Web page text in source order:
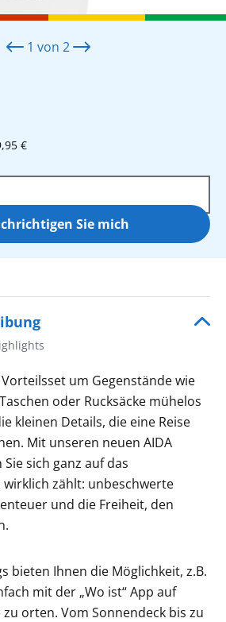
1 von 2
€
Sie mich
um Gegenstände wie
oder Rucksäcke mühelos
kleinen Details, die eine Reise
Mit unseren neuen AIDA
sich ganz auf das
zählt: unbeschwerte
und die Freiheit, den
bieten Ihnen die Möglichkeit, z.B.
mit der „Wo ist“ App auf
orten. Vom Sonnendeck bis zu